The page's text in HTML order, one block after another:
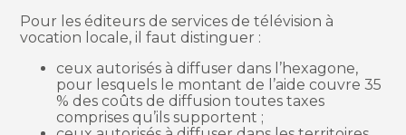
Pour les éditeurs de services de télévision à
vocation locale, il faut distinguer :
ceux autorisés à diffuser dans l’hexagone,
pour lesquels le montant de l’aide couvre 35
% des coûts de diffusion toutes taxes
comprises qu’ils supportent ;